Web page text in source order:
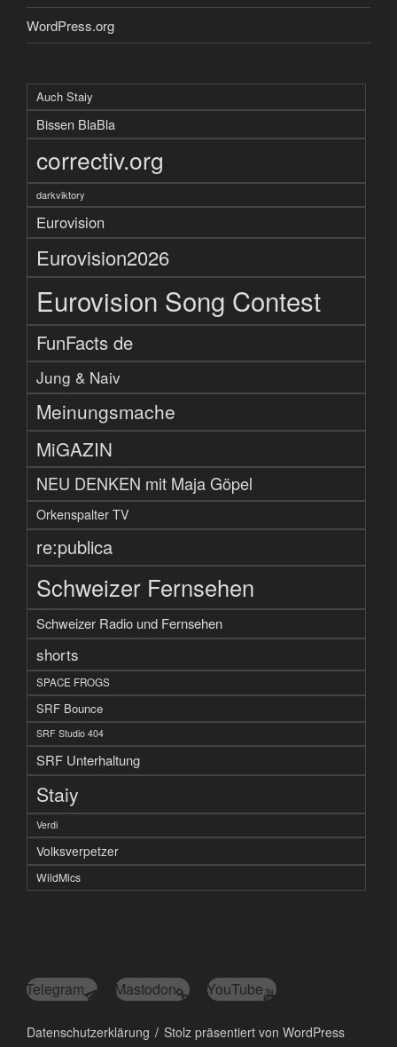
WordPress.org
Auch Staiy
Bissen BlaBla
correctiv.org
darkviktory
Eurovision
Eurovision2026
Eurovision Song Contest
FunFacts de
Jung & Naiv
Meinungsmache
MiGAZIN
NEU DENKEN mit Maja Göpel
Orkenspalter TV
re:publica
Schweizer Fernsehen
Schweizer Radio und Fernsehen
shorts
SPACE FROGS
SRF Bounce
SRF Studio 404
SRF Unterhaltung
Staiy
Verdi
Volksverpetzer
WildMics
Telegram Mastodon YouTube
Datenschutzerklärung Stolz präsentiert von WordPress